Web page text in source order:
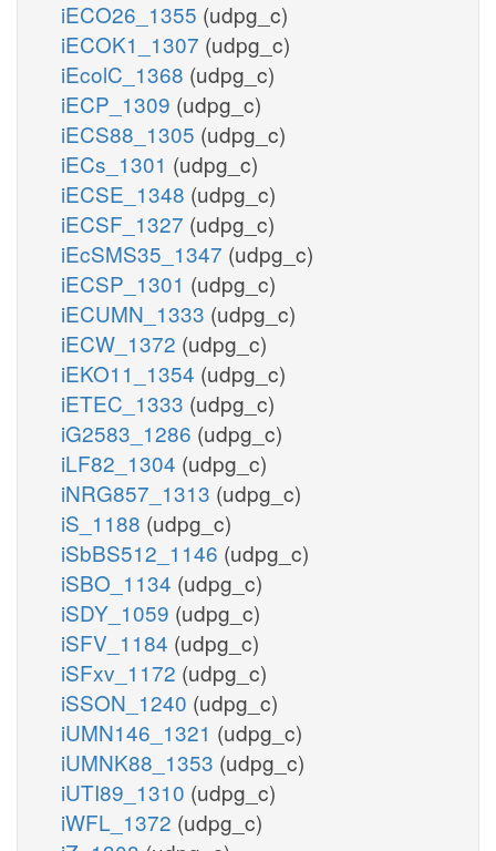
iECO26_1355 (udpg_c)
iECOK1_1307 (udpg_c)
iEcolC_1368 (udpg_c)
iECP_1309 (udpg_c)
iECS88_1305 (udpg_c)
iECs_1301 (udpg_c)
iECSE_1348 (udpg_c)
iECSF_1327 (udpg_c)
iEcSMS35_1347 (udpg_c)
iECSP_1301 (udpg_c)
iECUMN_1333 (udpg_c)
iECW_1372 (udpg_c)
iEKO11_1354 (udpg_c)
iETEC_1333 (udpg_c)
iG2583_1286 (udpg_c)
iLF82_1304 (udpg_c)
iNRG857_1313 (udpg_c)
iS_1188 (udpg_c)
iSbBS512_1146 (udpg_c)
iSBO_1134 (udpg_c)
iSDY_1059 (udpg_c)
iSFV_1184 (udpg_c)
iSFxv_1172 (udpg_c)
iSSON_1240 (udpg_c)
iUMN146_1321 (udpg_c)
iUMNK88_1353 (udpg_c)
iUTI89_1310 (udpg_c)
iWFL_1372 (udpg_c)